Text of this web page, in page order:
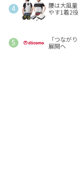
腰は大風
やす1着2
「つなが
展開へ